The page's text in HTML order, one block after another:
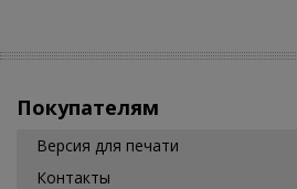
Покупателям
Версия для печати
Контакты